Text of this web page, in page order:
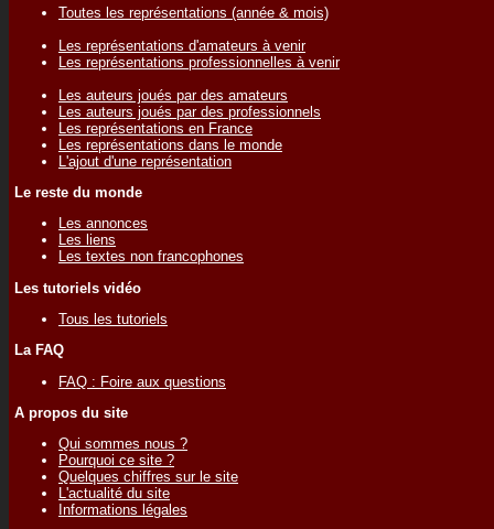
Toutes les représentations (année & mois)
Les représentations d'amateurs à venir
Les représentations professionnelles à venir
Les auteurs joués par des amateurs
Les auteurs joués par des professionnels
Les représentations en France
Les représentations dans le monde
L'ajout d'une représentation
Le reste du monde
Les annonces
Les liens
Les textes non francophones
Les tutoriels vidéo
Tous les tutoriels
La FAQ
FAQ : Foire aux questions
A propos du site
Qui sommes nous ?
Pourquoi ce site ?
Quelques chiffres sur le site
L'actualité du site
Informations légales